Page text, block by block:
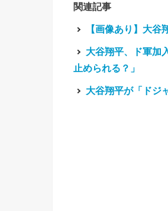
関連記事
【画像あり】大
大谷翔平、ド軍加
止められる？」
大谷翔平が「ドジ